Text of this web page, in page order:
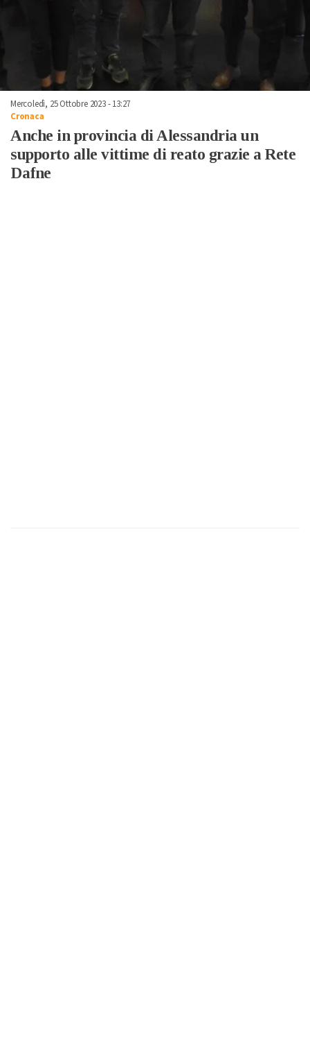
Mercoledì, 25 Ottobre 2023 - 13:27
Cronaca
Anche in provincia di Alessandria un
supporto alle vittime di reato grazie a Rete
Dafne